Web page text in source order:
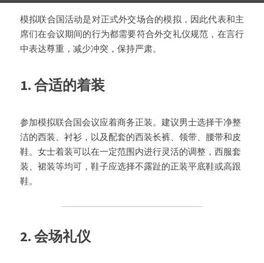
模拟联合国活动是对正式外交场合的模拟，因此代表和主
席们在会议期间的行为都需要符合外交礼仪规范，在言行
中表达尊重，减少冲突，保持严肃。
1. 合适的着装
参加模拟联合国会议应着商务正装。建议男士选择干净整
洁的西装、衬衫，以及配套的西装长裤、领带、腰带和皮
鞋。女士着装可以在一定范围内进行灵活的调整，西服套
装、裙装等均可，鞋子应选择不露趾的正装平底鞋或高跟
鞋。
2. 会场礼仪